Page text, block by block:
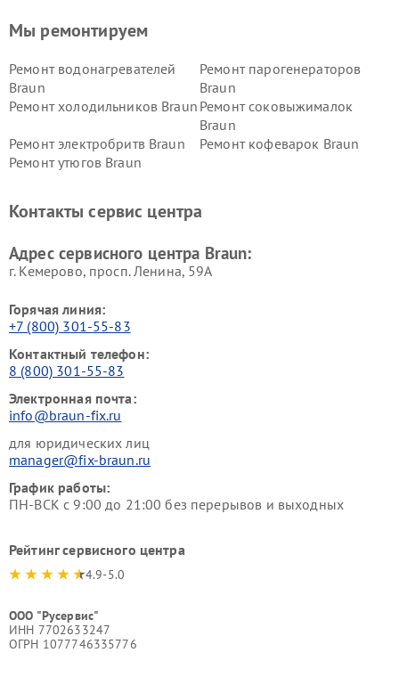
Мы ремонтируем
Ремонт водонагревателей
Braun
Ремонт парогенераторов
Braun
Ремонт холодильников Braun Ремонт соковыжималок
Braun
Ремонт электробритв Braun
Ремонт кофеварок Braun
Ремонт утюгов Braun
Контакты сервис центра
Адрес сервисного центра Braun:
г. Кемерово, просп. Ленина, 59А
Горячая линия:
+7 (800) 301-55-83
Контактный телефон:
8 (800) 301-55-83
Электронная почта:
info@braun-fix.ru
для юридических лиц
manager@fix-braun.ru
График работы:
ПН-ВСК с 9:00 до 21:00 без перерывов и выходных
Рейтинг сервисного центра
4.9-5.0
ООО "Русервис"
ИНН 7702633247
ОГРН 1077746335776